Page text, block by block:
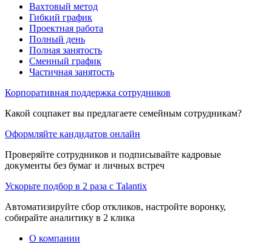
Вахтовый метод
Гибкий график
Проектная работа
Полный день
Полная занятость
Сменный график
Частичная занятость
Корпоративная поддержка сотрудников
Какой соцпакет вы предлагаете семейным сотрудникам?
Оформляйте кандидатов онлайн
Проверяйте сотрудников и подписывайте кадровые
документы без бумаг и личных встреч
Ускорьте подбор в 2 раза с Talantix
Автоматизируйте сбор откликов, настройте воронку,
собирайте аналитику в 2 клика
О компании